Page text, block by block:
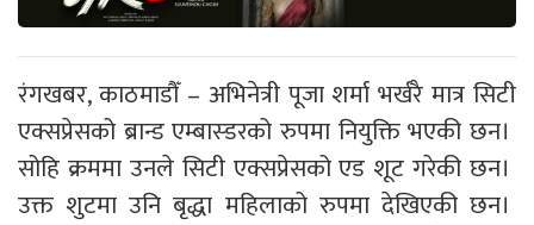
रंगखबर, काठमाडौँ – अभिनेत्री पूजा शर्मा भर्खरै मात्र सिटी
एक्सप्रेसको ब्रान्ड एम्बास्डरको रुपमा नियुक्ति भएकी छन।
सोहि क्रममा उनले सिटी एक्सप्रेसको एड शूट गरेकी छन।
उक्त शुटमा उनि बृद्धा महिलाको रुपमा देखिएकी छन।